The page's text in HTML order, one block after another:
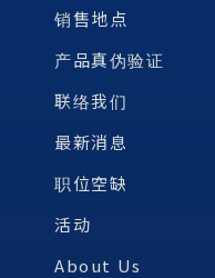
销售地点
产品真伪验证
联络我们
最新消息
职位空缺
活动
About Us